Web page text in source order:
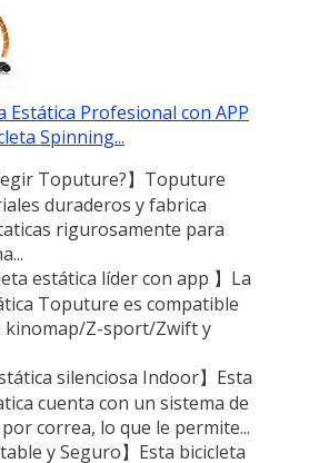
Profesional con APP
Spinning...
Toputure?】Toputure
duraderos y fabrica
rigurosamente para
estática líder con app 】La
Toputure es compatible
kinomap/Z-sport/Zwift y
silenciosa Indoor】Esta
cuenta con un sistema de
correa, lo que le permite...
y Seguro】Esta bicicleta